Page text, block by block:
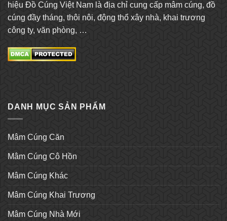
hiệu Đồ Cúng Việt Nam là địa chỉ cung cấp mâm cúng, đồ
cúng đầy tháng, thôi nôi, động thổ xây nhà, khai trương
công ty, văn phòng, …
DANH MỤC SẢN PHẨM
Mâm Cúng Căn
Mâm Cúng Cô Hồn
Mâm Cúng Khác
Mâm Cúng Khai Trương
Mâm Cúng Nhà Mới